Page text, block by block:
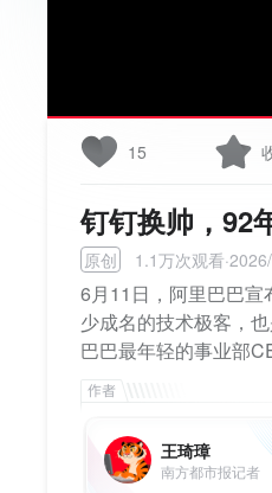
15
钉钉换帅，92
原创 1.1万次观看
6月11日，阿里巴巴
少成名的技术极客，
巴巴最年轻的事业部
王琦璋
南方都市报记者